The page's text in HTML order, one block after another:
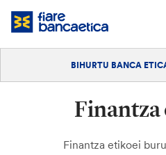
Pasatu
edukia
Bihurtu bezero
BIHURTU BANCA
Finantza etikoei